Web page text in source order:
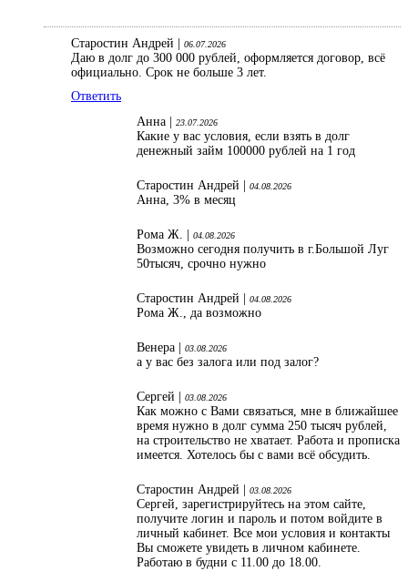
Старостин Андрей | 06.07.2026
Даю в долг до 300 000 рублей, оформляется договор, всё
официально. Срок не больше 3 лет.
Ответить
Анна |
23.07.2026
Какие у вас условия, если взять в долг
денежный займ 100000 рублей на 1 год
Старостин Андрей | 04.08.2026
Анна, 3% в месяц
Рома Ж. | 04.08.2026
Возможно сегодня получить в г.Большой Луг
50тысяч, срочно нужно
Старостин Андрей | 04.08.2026
Рома Ж., да возможно
Венера | 03.08.2026
а у вас без залога или под залог?
Сергей | 03.08.2026
Как можно с Вами связаться, мне в ближайшее
время нужно в долг сумма 250 тысяч рублей,
на строительство не хватает. Работа и прописка
имеется. Хотелось бы с вами всё обсудить.
Старостин Андрей | 03.08.2026
Сергей, зарегистрируйтесь на этом сайте,
получите логин и пароль и потом войдите в
личный кабинет. Все мои условия и контакты
Вы сможете увидеть в личном кабинете.
Работаю в будни с 11.00 до 18.00.